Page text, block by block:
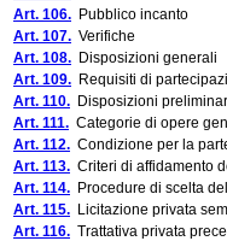
Art. 106. Pubblico incanto
Art. 107. Verifiche
Art. 108. Disposizioni generali
Art. 109. Requisiti di
Art. 110. Disposizioni
Art. 111. Categorie di opere
Art. 112. Condizione per la
Art. 113. Criteri di affidamento
Art. 114. Procedure di scelta
Art. 115. Licitazione privata
Art. 116. Trattativa privata